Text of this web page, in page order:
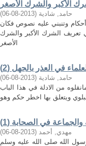
الأكبر والشرك الأصغر
حامد, شادية (
2013-08-06
)
وتنبني عليه نصوص فكان
تعريف الشرك الأكبر والشرك
الأصغر
في العذر بالجهل (2)
حامد, شادية (
2013-08-06
)
من الادلة في هذا الباب
والجماعة في الصحابة (1)
مهدي, أحمد (
2013-08-06
)
الله صلى الله عليه وسلم